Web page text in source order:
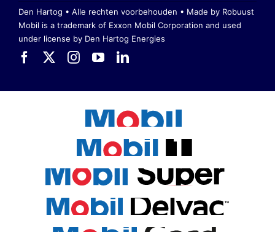
Den Hartog • Alle rechten voorbehouden • Made by Robuust
Mobil is a trademark of Exxon Mobil Corporation and used
under license by Den Hartog Energies